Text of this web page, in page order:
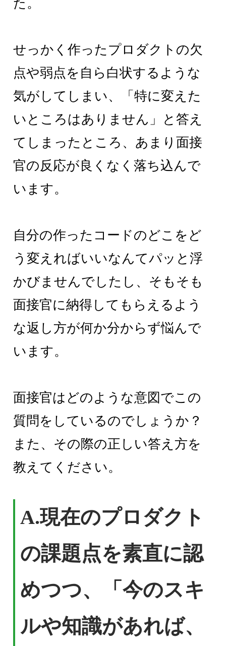
た。
せっかく作ったプロダクトの欠
点や弱点を自ら白状するような
気がしてしまい、「特に変えた
いところはありません」と答え
てしまったところ、あまり面接
官の反応が良くなく落ち込んで
います。
自分の作ったコードのどこをど
う変えればいいなんてパッと浮
かびませんでしたし、そもそも
面接官に納得してもらえるよう
な返し方が何か分からず悩んで
います。
面接官はどのような意図でこの
質問をしているのでしょうか？
また、その際の正しい答え方を
教えてください。
A.現在のプロダクト
の課題点を素直に認
めつつ、「今のスキ
ルや知識があれば、